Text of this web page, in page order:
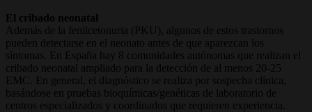
El cribado neonatal
Además de la fenilcetonuria (PKU), algunos de estos trastornos
pueden detectarse en el neonato antes de que aparezcan los
síntomas. En España hay 8 comunidades autónomas que realizan el
cribado neonatal ampliado para la detección de al menos 20-25
EMC. En general, el diagnóstico se realiza por sospecha clínica,
basándose en pruebas bioquímicas/genéticas de laboratorio de
centros especializados y coordinados que requieren experiencia.